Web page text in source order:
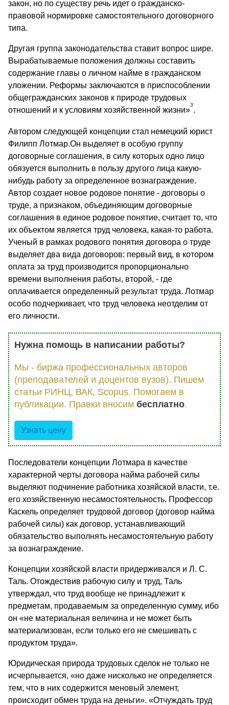
закон, но по существу речь идет о гражданско-
правовой нормировке самостоятельного договорного
типа.
Другая группа законодательства ставит вопрос шире.
Вырабатываемые положения должны составить
содержание главы о личном найме в гражданском
уложении. Реформы заключаются в приспособлении
общегражданских законов к природе трудовых
отношений и к условиям хозяйственной жизни»
3
.
Автором следующей концепции стал немецкий юрист
Филипп Лотмар.Он выделяет в особую группу
договорные соглашения, в силу которых одно лицо
обязуется выполнить в пользу другого лица какую-
нибудь работу за определенное вознаграждение.
Автор создает новое родовое понятие - договоры о
труде, а признаком, объединяющим договорные
соглашения в единое родовое понятие, считает то, что
их объектом является труд человека, какая-то работа.
Ученый в рамках родового понятия договора о труде
выделяет два вида договоров: первый вид, в котором
оплата за труд производится пропорционально
времени выполнения работы, второй, - где
оплачивается определенный результат труда. Лотмар
особо подчеркивает, что труд человека неотделим от
его личности.
Нужна помощь в написании работы?
Мы - биржа профессиональных авторов
(преподавателей и доцентов вузов). Пишем
статьи РИНЦ, ВАК, Scopus. Помогаем в
публикации. Правки вносим бесплатно.
Узнать цену
Последователи концепции Лотмара в качестве
характерной черты договора найма рабочей силы
выделяют подчинение работника хозяйской власти, т.е.
его хозяйственную несамостоятельность. Профессор
Каскель определяет трудовой договор (договор найма
рабочей силы) как договор, устанавливающий
обязательство выполнять несамостоятельную работу
за вознаграждение.
Концепции хозяйской власти придерживался и Л. С.
Таль. Отождествив рабочую силу и труд, Таль
утверждал, что труд вообще не принадлежит к
предметам, продаваемым за определенную сумму, ибо
он «не материальная величина и не может быть
материализован, если только его не смешивать с
продуктом труда».
Юридическая природа трудовых сделок не только не
исчерпывается, «но даже нисколько не определяется
тем, что в них содержится меновый элемент,
происходит обмен труда на деньги». «Отчуждать труд